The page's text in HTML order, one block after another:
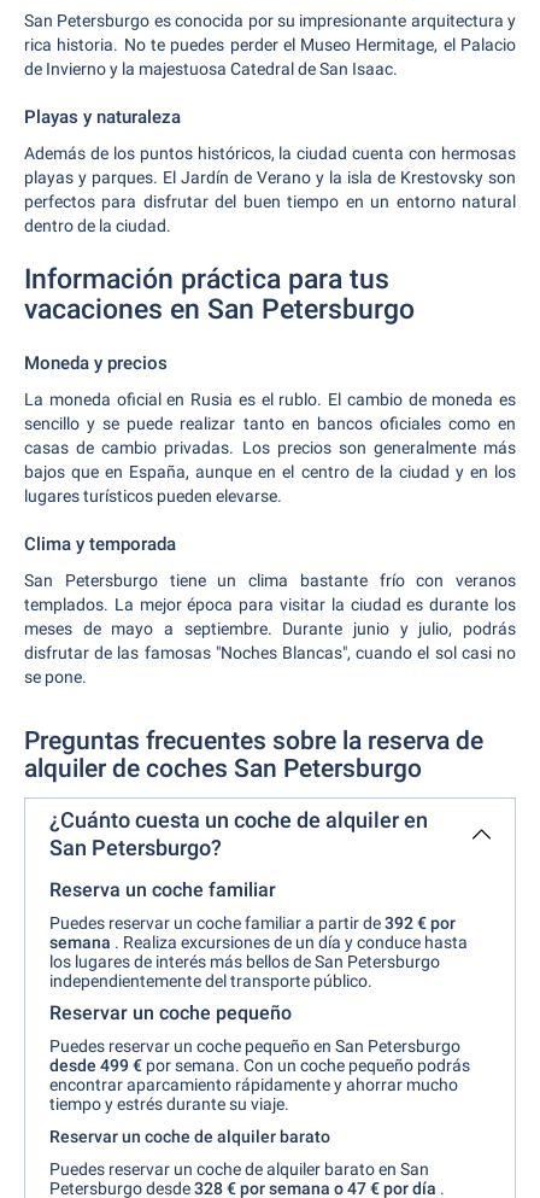
San Petersburgo es conocida por su impresionante arquitectura y
rica historia. No te puedes perder el Museo Hermitage, el Palacio
de Invierno y la majestuosa Catedral de San Isaac.
Playas y naturaleza
Además de los puntos históricos, la ciudad cuenta con hermosas
playas y parques. El Jardín de Verano y la isla de Krestovsky son
perfectos para disfrutar del buen tiempo en un entorno natural
dentro de la ciudad.
Información práctica para tus
vacaciones en San Petersburgo
Moneda y precios
La moneda oficial en Rusia es el rublo. El cambio de moneda es
sencillo y se puede realizar tanto en bancos oficiales como en
casas de cambio privadas. Los precios son generalmente más
bajos que en España, aunque en el centro de la ciudad y en los
lugares turísticos pueden elevarse.
Clima y temporada
San Petersburgo tiene un clima bastante frío con veranos
templados. La mejor época para visitar la ciudad es durante los
meses de mayo a septiembre. Durante junio y julio, podrás
disfrutar de las famosas "Noches Blancas", cuando el sol casi no
se pone.
Preguntas frecuentes sobre la reserva de
alquiler de coches San Petersburgo
¿Cuánto cuesta un coche de alquiler en
San Petersburgo?
Reserva un coche familiar
Puedes reservar un coche familiar a partir de392 € por
semana . Realiza excursiones de un día y conduce hasta
los lugares de interés más bellos de San Petersburgo
independientemente del transporte público.
Reservar un coche pequeño
Puedes reservar un coche pequeño en San Petersburgo
desde 499 € por semana. Con un coche pequeño podrás
encontrar aparcamiento rápidamente y ahorrar mucho
tiempo y estrés durante su viaje.
Reservar un coche de alquiler barato
Puedes reservar un coche de alquiler barato en San
Petersburgo desde328 € por semana o 47 € por día .